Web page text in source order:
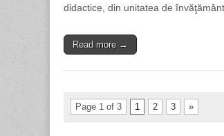
didactice, din unitatea de
Read more →
Page 1 of 3 1 2 3 »